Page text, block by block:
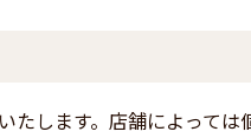
します。店舗によっては